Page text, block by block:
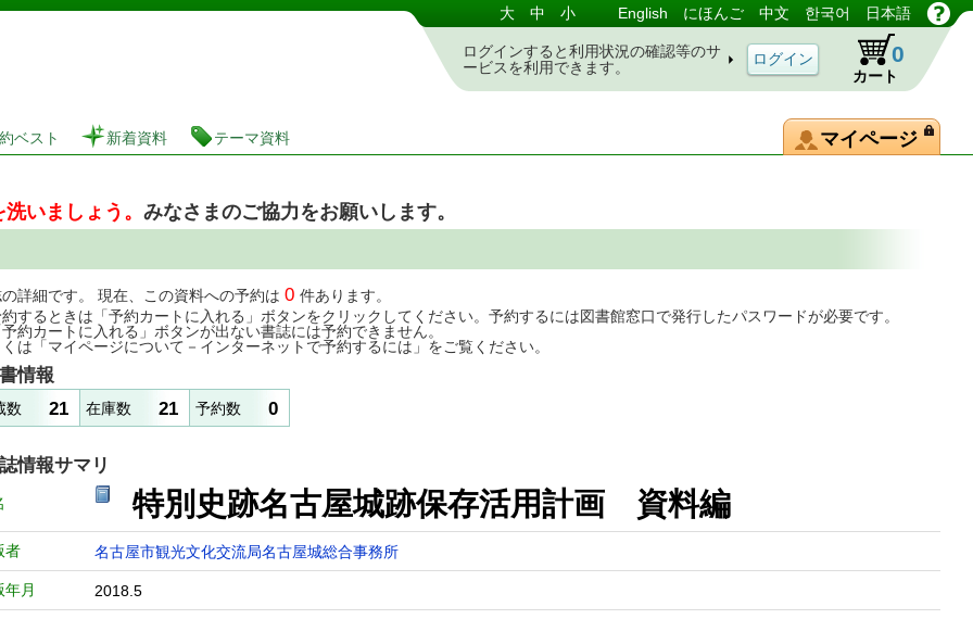
図書館 蔵書検索・予約システム 大 中 小 English にほんご 中文 한국어 日本語
ログインすると利用状況の確認等のサ
ービスを利用できます。
カート
0
ベスト 新着資料 テーマ資料 マイページ
いましょう。 みなさまのご協力をお願いします。
詳細です。 現在、この資料への予約は 0 件あります。
するときは「予約カートに入れる」ボタンをクリックしてください。予約するには図書館窓口で発行したパスワードが必要です。
約カートに入れる」ボタンが出ない書誌には予約できません。
は「マイページについて－インターネットで予約するには」をご覧ください。
情報
数 21 在庫数 21 予約数 0
情報サマリ
特別史跡名古屋城跡保存活用計画 資料編
者 名古屋市観光文化交流局名古屋城総合事務所
年月 2018.5